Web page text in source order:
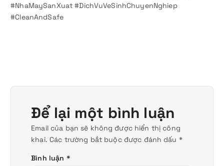
#NhaMaySanXuat #DichVuVeSinhChuyenNghiep
#CleanAndSafe
Để lại một bình luận
Email của bạn sẽ không được hiển thị công
khai. Các trường bắt buộc được đánh dấu *
Bình luận *